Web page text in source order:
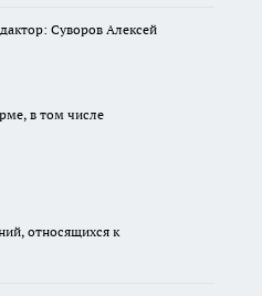
Суворов Алексей
в том числе
относящихся к